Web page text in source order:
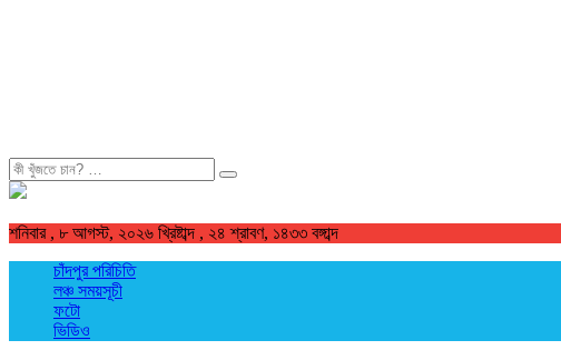
খুজুন
শনিবার , ৮ আগস্ট, ২০২৬ খ্রিষ্টাব্দ , ২৪ শ্রাবণ, ১৪৩৩ বঙ্গাব্দ
চাঁদপুর পরিচিতি
লঞ্চ সময়সূচী
ফটো
ভিডিও